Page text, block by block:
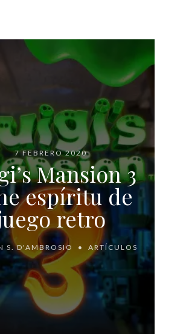
7 FEBRERO 2020
Mansion 3
espíritu de
retro
S. D'AMBROSIO ARTÍCULOS